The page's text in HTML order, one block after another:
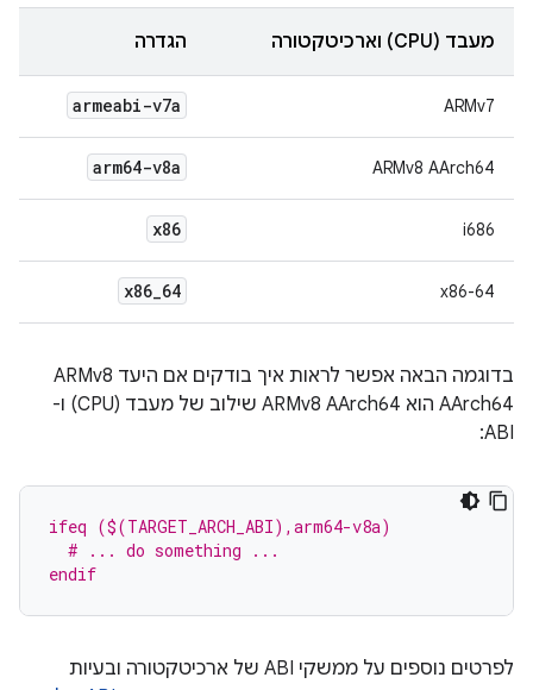
מעבד (CPU) וארכיטקטורה הגדרה
ARMv7
armeabi-v7a
ARMv8 AArch64
arm64-v8a
i686
x86
x86-64
x86_64
בדוגמה הבאה אפשר לראות איך בודקים אם היעד ARMv8
AArch64 הוא ARMv8 AArch64 שילוב של מעבד (CPU) ו-
ABI:
ifeq ($(TARGET_ARCH_ABI),arm64-v8a)
  # ... do something ...
endif
לפרטים נוספים על ממשקי ABI של ארכיטקטורה ובעיות